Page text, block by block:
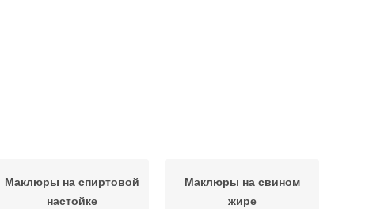
Маклюры на спиртовой
настойке
Маклюры на свином
жире